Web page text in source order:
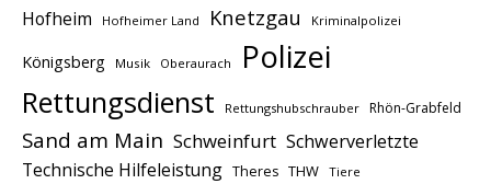
Hofheim Hofheimer Land Knetzgau Kriminalpolizei
Königsberg Musik Oberaurach Polizei
Rettungsdienst Rettungshubschrauber Rhön-Grabfeld
Sand am Main Schweinfurt Schwerverletzte
Technische Hilfeleistung Theres THW Tiere